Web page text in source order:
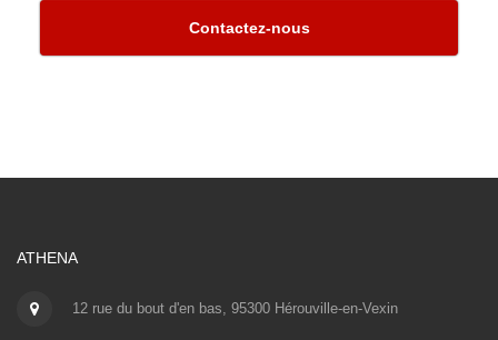
Contactez-nous
ATHENA
12 rue du bout d'en bas, 95300 Hérouville-en-Vexin